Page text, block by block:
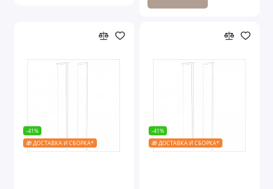
-41%
🎁 ДОСТАВКА И СБОРКА*
-41%
🎁 ДОСТАВКА И СБОРКА*